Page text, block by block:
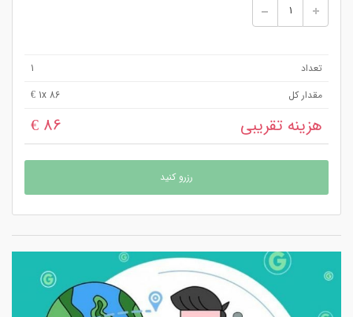
تعداد
1
مقدار کل
1x 86 €
هزینه تقریبی 86 €
رزرو کنید